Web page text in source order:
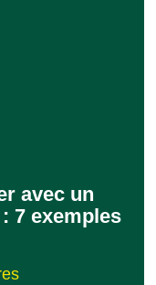
avec un
7 exemples